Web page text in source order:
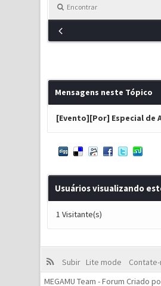
Encontrar
Mensagens neste Tópico
[Evento][Por] Especial de
Usuários visualizando
1 Visitante(s)
Subir Lite mode
MEGAMU Team - Forum Criado